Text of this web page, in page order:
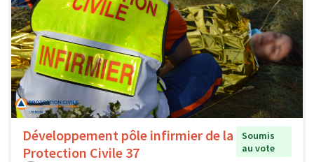
Développement pôle infirmier de la
Protection Civile 37
Soumis
au vote